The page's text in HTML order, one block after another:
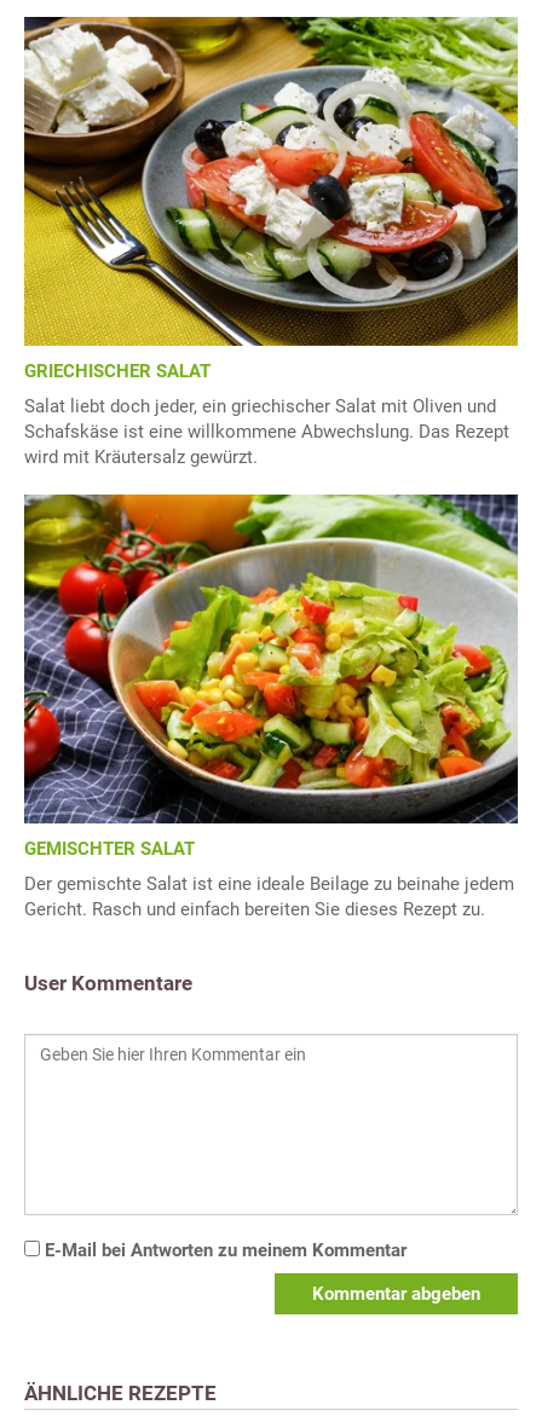
GRIECHISCHER SALAT
Salat liebt doch jeder, ein griechischer Salat mit Oliven und
Schafskäse ist eine willkommene Abwechslung. Das Rezept
wird mit Kräutersalz gewürzt.
GEMISCHTER SALAT
Der gemischte Salat ist eine ideale Beilage zu beinahe jedem
Gericht. Rasch und einfach bereiten Sie dieses Rezept zu.
User Kommentare
E-Mail bei Antworten zu meinem Kommentar
Kommentar abgeben
ÄHNLICHE REZEPTE